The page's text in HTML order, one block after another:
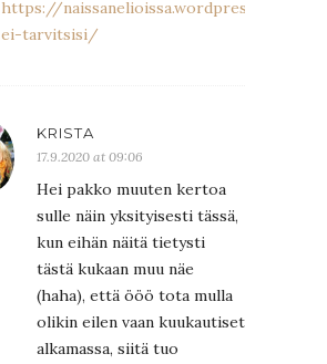
https://naissanelioissa.wordpress.com/
ei-tarvitsisi/
KRISTA
17.9.2020 at 09:06
Hei pakko muuten kertoa
sulle näin yksityisesti tässä,
kun eihän näitä tietysti
tästä kukaan muu näe
(haha), että ööö tota mulla
olikin eilen vaan kuukautiset
alkamassa, siitä tuo